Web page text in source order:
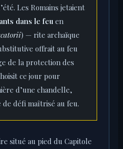
Les Romains jetaient
dans le feu en
) — rite archaïque
offrait au feu
de la protection des
ce jour pour
d’une chandelle,
de défi maîtrisé au feu.
situé au pied du Capitole